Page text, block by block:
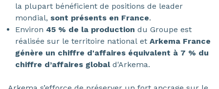
la plupart bénéficient de positions de leader
mondial, sont présents en France.
Environ 45 % de la production du Groupe est
réalisée sur le territoire national et Arkema France
génère un chiffre d'affaires équivalent à 7 % du
chiffre d’affaires globald'Arkema.